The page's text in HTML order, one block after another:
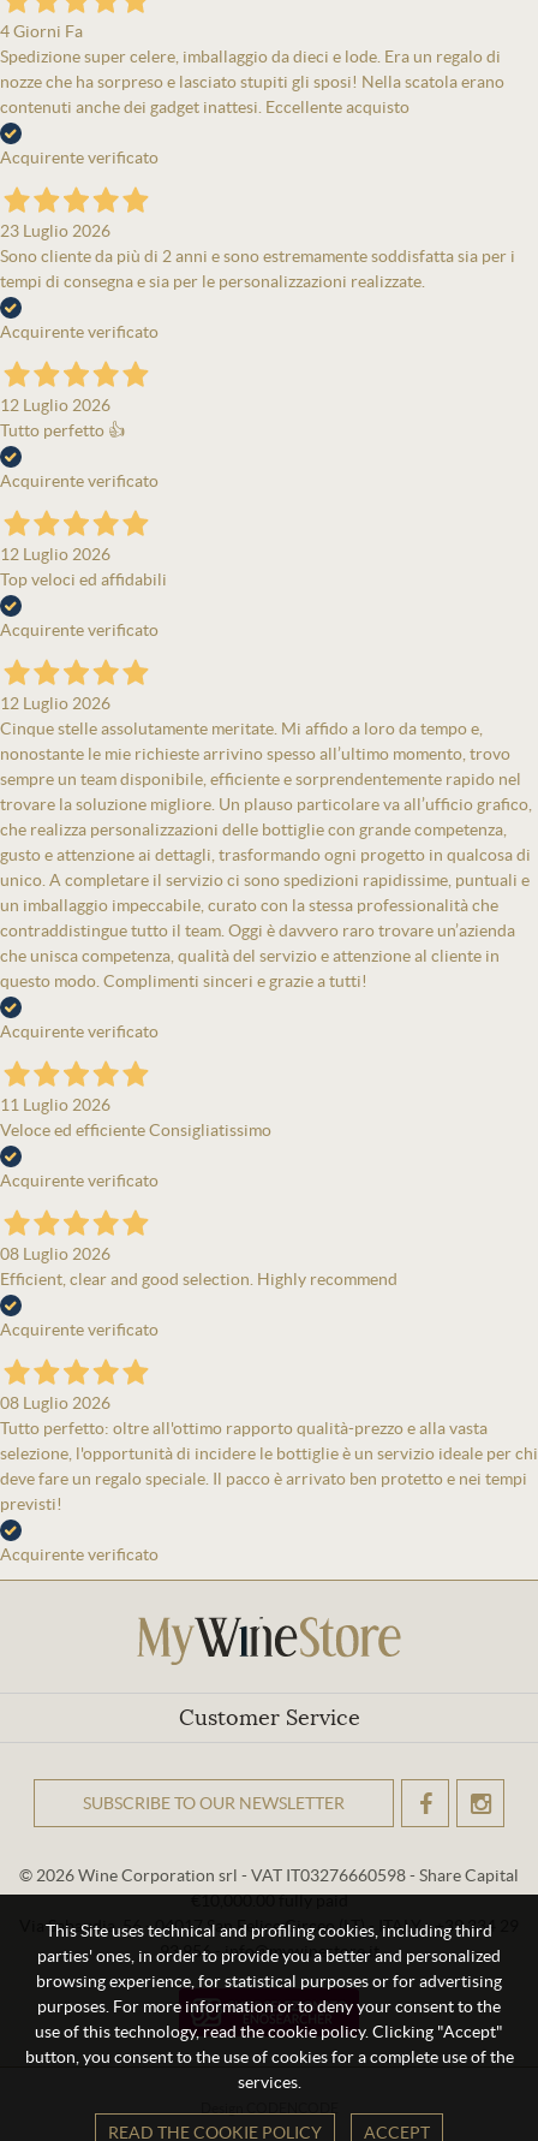
4 Giorni Fa
Spedizione super celere, imballaggio da dieci e lode. Era un regalo di
nozze che ha sorpreso e lasciato stupiti gli sposi! Nella scatola erano
contenuti anche dei gadget inattesi. Eccellente acquisto
Acquirente verificato
23 Luglio 2026
Sono cliente da più di 2 anni e sono estremamente soddisfatta sia per i
tempi di consegna e sia per le personalizzazioni realizzate.
Acquirente verificato
12 Luglio 2026
Tutto perfetto 👍
Acquirente verificato
12 Luglio 2026
Top veloci ed affidabili
Acquirente verificato
12 Luglio 2026
Cinque stelle assolutamente meritate. Mi affido a loro da tempo e,
nonostante le mie richieste arrivino spesso all’ultimo momento, trovo
sempre un team disponibile, efficiente e sorprendentemente rapido nel
trovare la soluzione migliore. Un plauso particolare va all’ufficio grafico,
che realizza personalizzazioni delle bottiglie con grande competenza,
gusto e attenzione ai dettagli, trasformando ogni progetto in qualcosa di
unico. A completare il servizio ci sono spedizioni rapidissime, puntuali e
un imballaggio impeccabile, curato con la stessa professionalità che
contraddistingue tutto il team. Oggi è davvero raro trovare un’azienda
che unisca competenza, qualità del servizio e attenzione al cliente in
questo modo. Complimenti sinceri e grazie a tutti!
Acquirente verificato
11 Luglio 2026
Veloce ed efficiente Consigliatissimo
Acquirente verificato
08 Luglio 2026
Efficient, clear and good selection. Highly recommend
Acquirente verificato
08 Luglio 2026
Tutto perfetto: oltre all'ottimo rapporto qualità-prezzo e alla vasta
selezione, l'opportunità di incidere le bottiglie è un servizio ideale per chi
deve fare un regalo speciale. Il pacco è arrivato ben protetto e nei tempi
previsti!
Acquirente verificato
Customer Service
This Site uses technical and profiling cookies, including third
parties' ones, in order to provide you a better and personalized
browsing experience, for statistical purposes or for advertising
purposes. For more information or to deny your consent to the
use of this technology, read the cookie policy. Clicking "Accept"
button, you consent to the use of cookies for a complete use of the
services.
READ THE COOKIE POLICY ACCEPT
SUBSCRIBE TO OUR NEWSLETTER
© 2026 Wine Corporation srl - VAT IT03276660598 - Share Capital
€10,000.00 fully paid
Via Sabaudia, 56 - 04017 San Felice Circeo (LT) - ITALY - +39 334 29
93 956 - info@mywinestore.it